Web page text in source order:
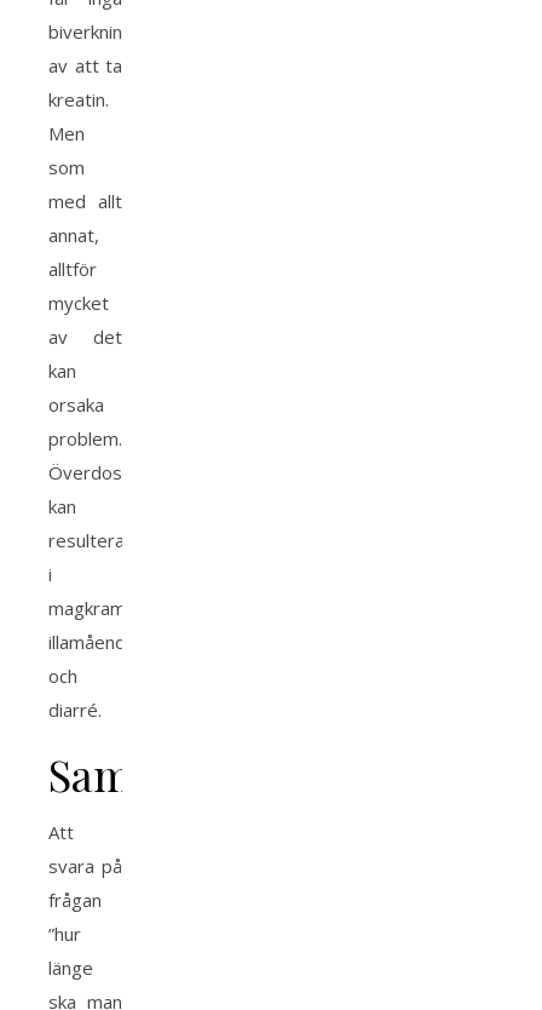
biverkningar
av att ta
kreatin.
Men
som
med allt
annat,
alltför
mycket
av det
kan
orsaka
problem.
Överdosering
kan
resultera
i
magkramp,
illamående
och
diarré.
Sammanfattning
Att
svara på
frågan
”hur
länge
ska man